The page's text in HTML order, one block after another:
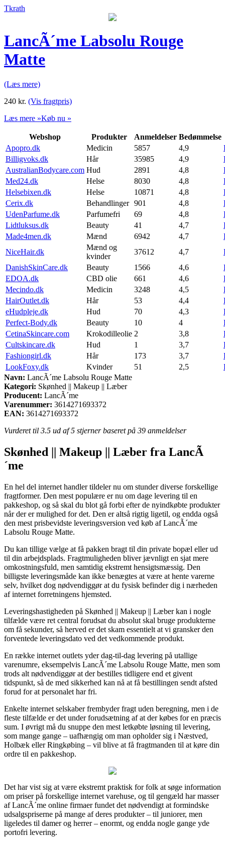
Tkrath
LancÃ´me Labsolu Rouge
Matte
(Læs mere)
240 kr. (Vis fragtpris)
Læs mere »Køb nu »
Webshop Produkter Anmeldelser Bedømmelse
Apopro.dk
Medicin 5857 4,9
Billigvoks.dk
Hår 35985 4,9
AustralianBodycare.com Hud 2891 4,8
Med24.dk
Helse 8030 4,8
Helsebixen.dk
Helse 10871 4,8
Cerix.dk
Behandlinger 901 4,8
UdenParfume.dk
Parfumefri 69 4,8
Lidtluksus.dk
Beauty 41 4,7
Made4men.dk
Mænd 6942 4,7
NiceHair.dk
Mænd og
kvinder
37612 4,7
DanishSkinCare.dk
Beauty 1566 4,6
EDOA.dk
CBD olie 661 4,6
Mecindo.dk
Medicin 3248 4,5
HairOutlet.dk
Hår 53 4,4
eHudpleje.dk
Hud 70 4,3
Perfect-Body.dk
Beauty 10 4
CetinaSkincare.com
Krokodilleolie 2 3,8
Cultskincare.dk
Hud 1 3,7
Fashiongirl.dk
Hår 173 3,7
LookFoxy.dk
Kvinder 51 2,5
Navn: LancÃ´me Labsolu Rouge Matte
Kategori: Skønhed || Makeup || Læber
Producent: LancÃ´me
Varenummer: 3614271693372
EAN: 3614271693372
Vurderet til 3.5 ud af 5 stjerner baseret på 39 anmeldelser
Skønhed || Makeup || Læber fra LancÃ
´me
En hel del internet handler tildeler nu om stunder diverse forskellige
fragtformer. Den mest populære er nu om dage levering til en
pakkeshop, og så skal du blot gå forbi efter de nyindkøbte produkter
når der er mulighed for det. Den er altså rigtig ligetil, og endda også
den mest prisbevidste leveringsversion ved køb af LancÃ´me
Labsolu Rouge Matte.
Du kan tillige vælge at få pakken bragt til din private bopæl eller ud
til din arbejdsplads. Fragtmuligheden bliver jævnligt en sjat mere
omkostningsfuld, men samtidig ekstremt hensigtsmæssig. Den
billigste leveringsmåde kan ikke benægtes at være at hente varerne
selv, hvilket dog nødvendiggør at du fysisk befinder dig i nærheden
af internet forretningens hjemsted.
Leveringshastigheden på Skønhed || Makeup || Læber kan i nogle
tilfælde være ret central forudsat du absolut skal bruge produkterne
om få sekunder, så herved er det skam essentielt at vi gransker den
forventede leveringsdato ved det vedkommende produkt.
En række internet outlets yder dag-til-dag levering på utallige
varenumre, eksempelvis LancÃ´me Labsolu Rouge Matte, men som
trods alt nødvendiggør at der bestilles tidligere end et givent
tidspunkt, så de med sikkerhed kan nå at få bestillingen sendt afsted
forud for at personalet har fri.
Enkelte internet selskaber frembyder fragt uden beregning, men i de
fleste tilfælde er det under forudsætning af at der købes for en præcis
sum. I øvrigt må du snuppe den mest letkøbte løsning til levering,
som mange gange – uafhængig om man opholder sig i Næstved,
Holbæk eller Ringkøbing – vil blive at få fragtmanden til at køre din
ordre til en pakkeshop.
Det har vist sig at være ekstremt praktisk for folk at søge information
om priser på forskellige internet varehuse, og til gengæld har masser
af LancÃ´me online firmaer fundet det nødvendigt at formindske
udsalgspriserne på mange af deres produkter – til juniorer, men
ligeledes til damer og herrer – enormt, og endda nogle gange yde
portofri levering.